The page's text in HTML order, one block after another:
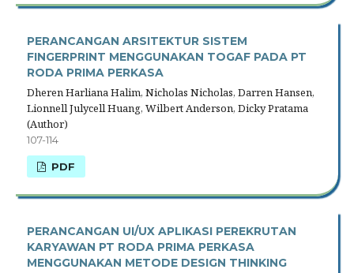
PERANCANGAN ARSITEKTUR SISTEM
FINGERPRINT MENGGUNAKAN TOGAF PADA PT
RODA PRIMA PERKASA
Dheren Harliana Halim, Nicholas Nicholas, Darren Hansen,
Lionnell Julycell Huang, Wilbert Anderson, Dicky Pratama
(Author)
107-114
PDF
PERANCANGAN UI/UX APLIKASI PEREKRUTAN
KARYAWAN PT RODA PRIMA PERKASA
MENGGUNAKAN METODE DESIGN THINKING